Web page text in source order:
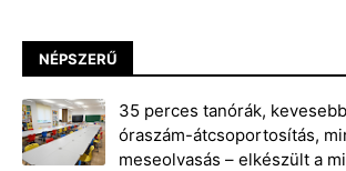
NÉPSZERŰ
35 perces tanórák,
óraszám-átcsoportosítás,
meseolvasás – elkészült a